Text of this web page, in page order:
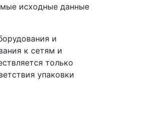
исходные данные
и
к сетям и
только
упаковки